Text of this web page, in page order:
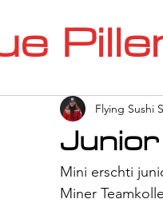
Flying Sushi
Mini erschti
Miner